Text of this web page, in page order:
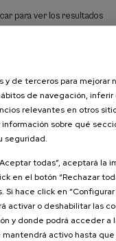
para ver los resultados
Miraconcha, 48
/ San Sebastián
Spain
y de terceros para mejorar
de navegación,
relevantes en otros
sobre qué
seguridad.
todas”, aceptará la
en el botón “Rechazar
hace click en
activar o deshabilitar las
y donde podrá acceder
activo hasta